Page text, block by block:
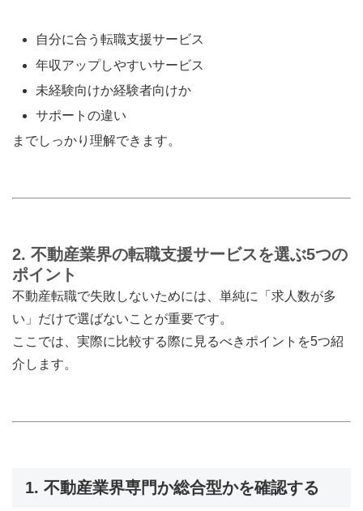
自分に合う転職支援サービス
年収アップしやすいサービス
未経験向けか経験者向けか
サポートの違い
までしっかり理解できます。
2. 不動産業界の転職支援サービスを選ぶ5つの
ポイント
不動産転職で失敗しないためには、単純に「求人数が多
い」だけで選ばないことが重要です。
ここでは、実際に比較する際に見るべきポイントを5つ紹
介します。
1. 不動産業界専門か総合型かを確認する